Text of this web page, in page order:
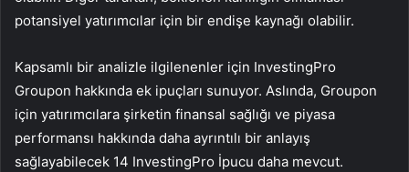
potansiyel yatırımcılar için bir endişe kaynağı olabilir.
Kapsamlı bir analizle ilgilenenler için InvestingPro
Groupon hakkında ek ipuçları sunuyor. Aslında, Groupon
için yatırımcılara şirketin finansal sağlığı ve piyasa
performansı hakkında daha ayrıntılı bir anlayış
sağlayabilecek 14 InvestingPro İpucu daha mevcut.